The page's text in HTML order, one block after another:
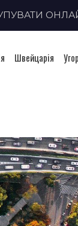
Швейцарія